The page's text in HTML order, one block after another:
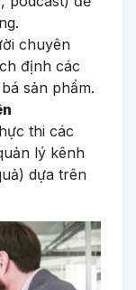
chuyên
định các
sản phẩm.
thi các
lý kênh
dựa trên